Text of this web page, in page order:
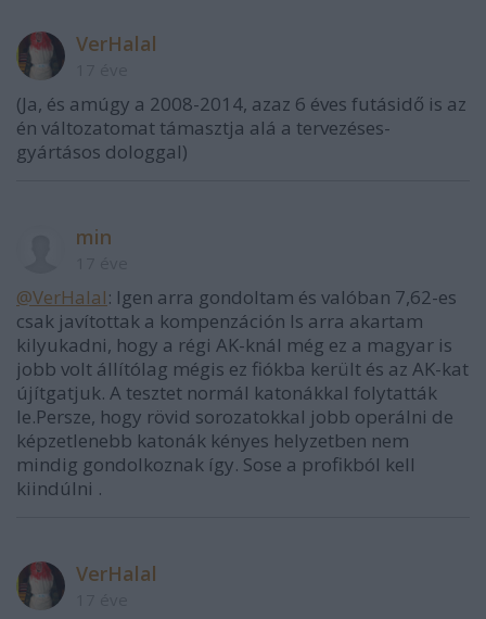
VerHalal
(Ja, és amúgy a 2008-2014, azaz 6 éves futásidő is az
én változatomat támasztja alá a tervezéses-
gyártásos dologgal)
min
@VerHalal: Igen arra gondoltam és valóban 7,62-es
csak javítottak a kompenzáción ls arra akartam
kilyukadni, hogy a régi AK-knál még ez a magyar is
jobb volt állítólag mégis ez fiókba került és az AK-kat
újítgatjuk. A tesztet normál katonákkal folytatták
le.Persze, hogy rövid sorozatokkal jobb operálni de
képzetlenebb katonák kényes helyzetben nem
mindig gondolkoznak így. Sose a profikból kell
kiindúlni .
VerHalal